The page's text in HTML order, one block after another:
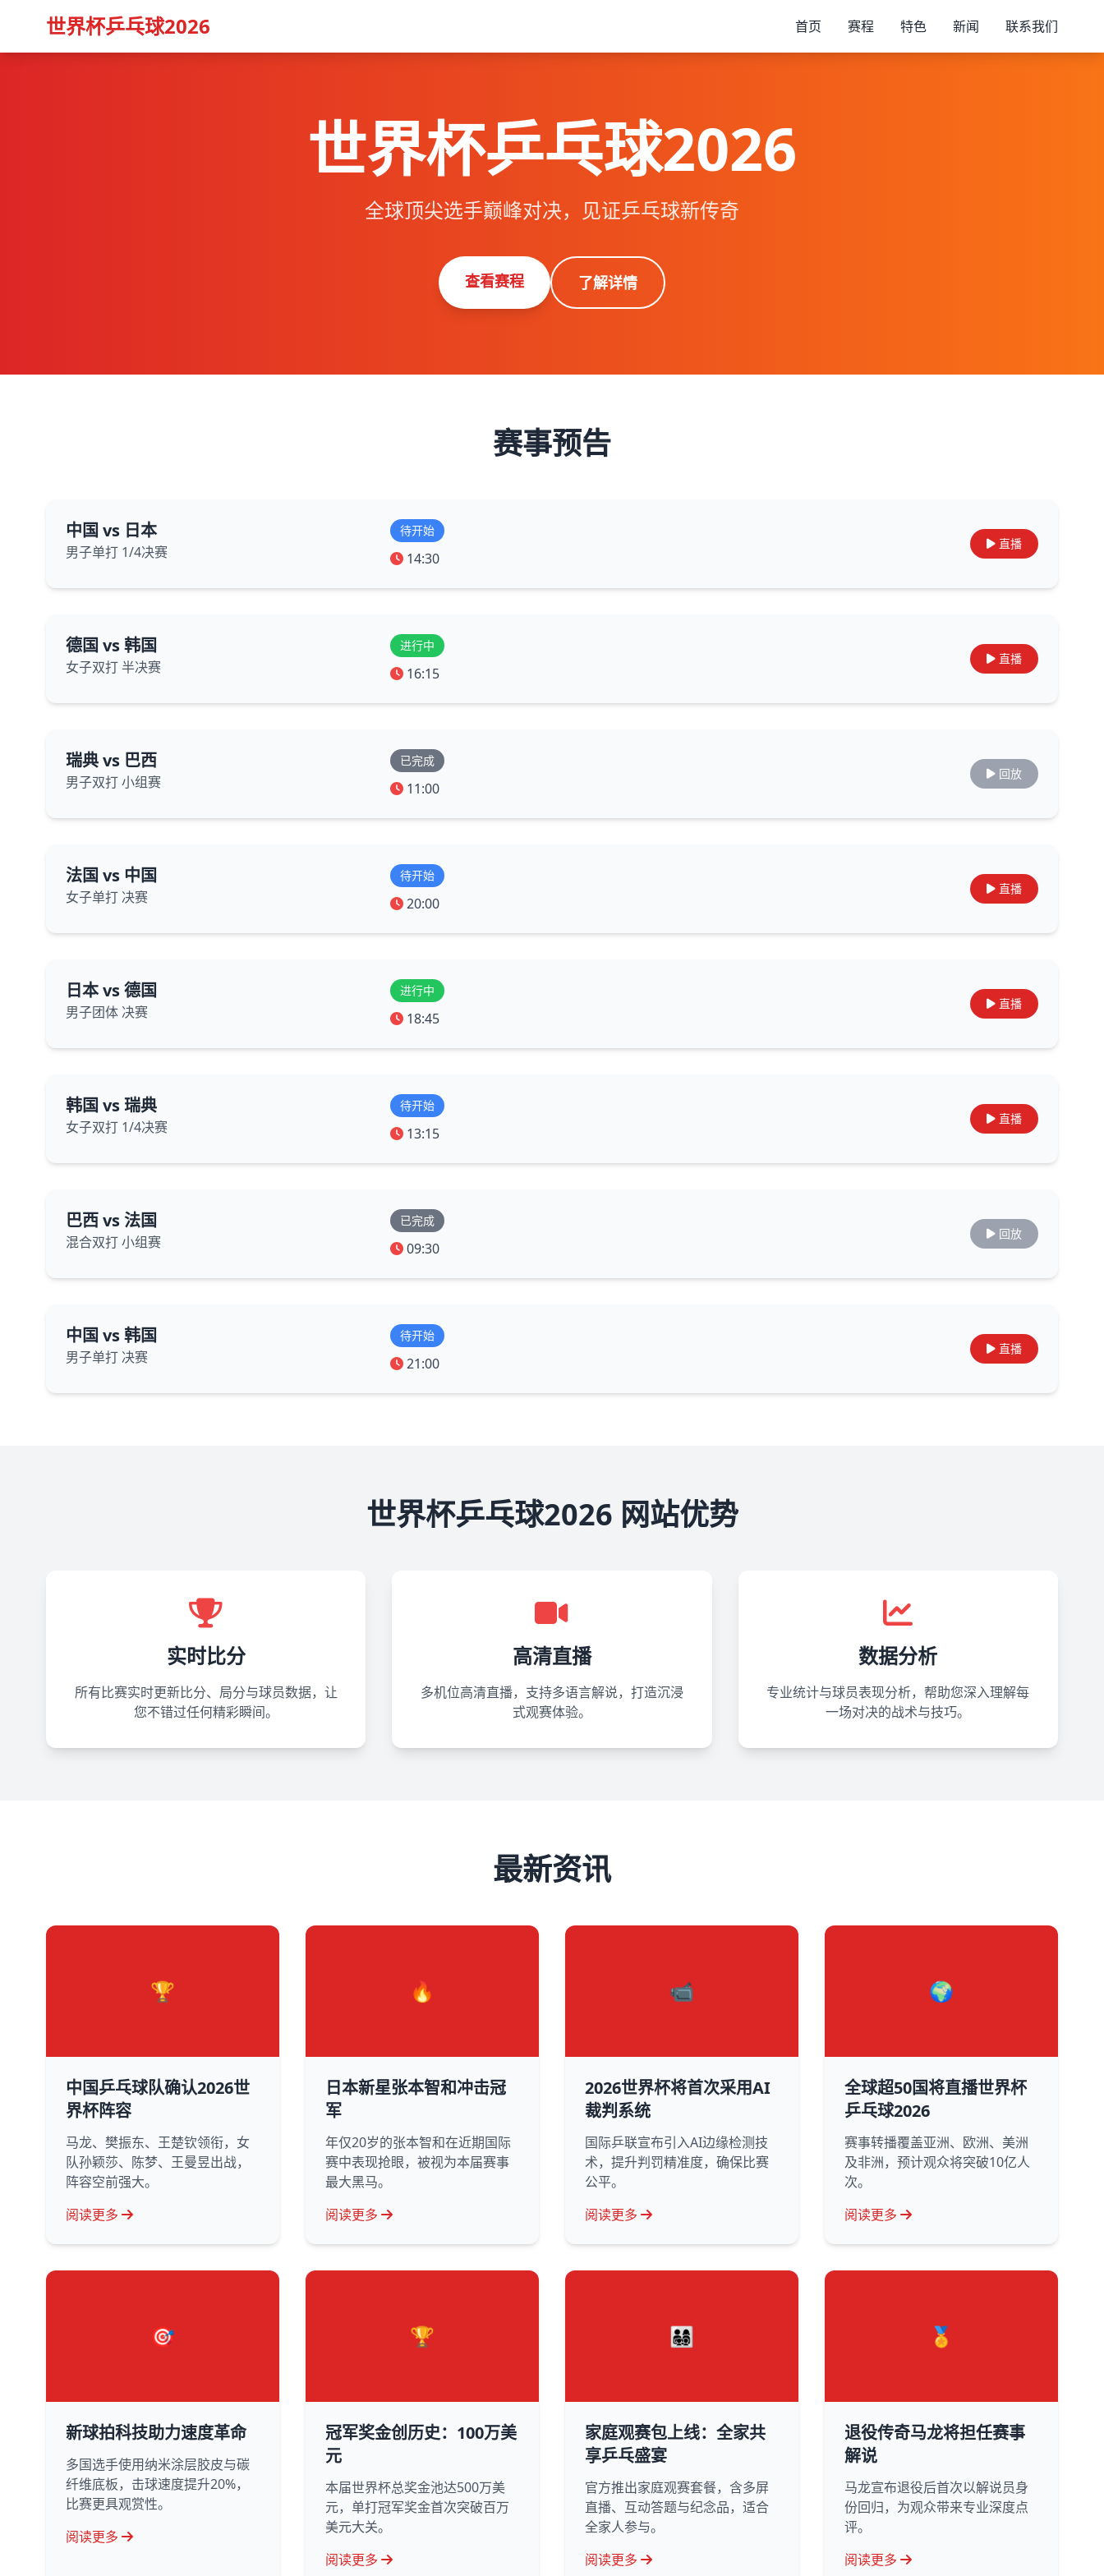
世界杯乒乓球2026 首页 赛程 特色 新闻 联系我们
世界杯乒乓球2026
全球顶尖选手巅峰对决，见证乒乓球新传奇
查看赛程 了解详情
赛事预告
中国 vs 日本
男子单打 1/4决赛
待开始
14:30
直播
德国 vs 韩国
女子双打 半决赛
进行中
16:15
直播
瑞典 vs 巴西
男子双打 小组赛
已完成
11:00
回放
法国 vs 中国
女子单打 决赛
待开始
20:00
直播
日本 vs 德国
男子团体 决赛
进行中
18:45
直播
韩国 vs 瑞典
女子双打 1/4决赛
待开始
13:15
直播
巴西 vs 法国
混合双打 小组赛
已完成
09:30
回放
中国 vs 韩国
男子单打 决赛
待开始
21:00
直播
世界杯乒乓球2026 网站优势
实时比分
所有比赛实时更新比分、局分与球员数据，让
您不错过任何精彩瞬间。
高清直播
多机位高清直播，支持多语言解说，打造沉浸
式观赛体验。
数据分析
专业统计与球员表现分析，帮助您深入理解每
一场对决的战术与技巧。
最新资讯
🏆
中国乒乓球队确认2026世
界杯阵容
马龙、樊振东、王楚钦领衔，女
队孙颖莎、陈梦、王曼昱出战，
阵容空前强大。
阅读更多
🔥
日本新星张本智和冲击冠
军
年仅20岁的张本智和在近期国际
赛中表现抢眼，被视为本届赛事
最大黑马。
阅读更多
📹
2026世界杯将首次采用AI
裁判系统
国际乒联宣布引入AI边缘检测技
术，提升判罚精准度，确保比赛
公平。
阅读更多
🌍
全球超50国将直播世界杯
乒乓球2026
赛事转播覆盖亚洲、欧洲、美洲
及非洲，预计观众将突破10亿人
次。
阅读更多
🎯
新球拍科技助力速度革命
多国选手使用纳米涂层胶皮与碳
纤维底板，击球速度提升20%，
比赛更具观赏性。
阅读更多
🏆
冠军奖金创历史：100万美
元
本届世界杯总奖金池达500万美
元，单打冠军奖金首次突破百万
美元大关。
阅读更多
👨‍👩‍👧‍👦
家庭观赛包上线：全家共
享乒乓盛宴
官方推出家庭观赛套餐，含多屏
直播、互动答题与纪念品，适合
全家人参与。
阅读更多
🏅
退役传奇马龙将担任赛事
解说
马龙宣布退役后首次以解说员身
份回归，为观众带来专业深度点
评。
阅读更多